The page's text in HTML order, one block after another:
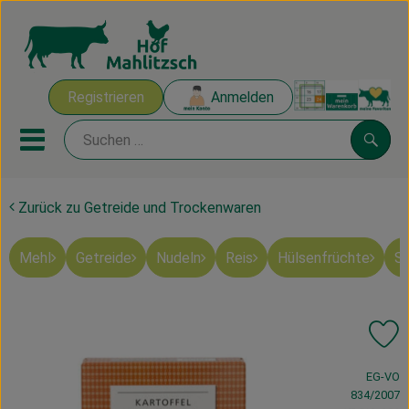
Registrieren Anmelden
Mobiles Menu öffnen oder
Ökokisten
Mahlitzscher Produkte
Obst & Gemüse
Zurück zu Getreide und Trockenwaren
Mehl Getreide Nudeln Reis Hülsenfrüchte
, Verband:
EG-VO
834/2007